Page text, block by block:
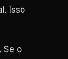
Isso
Se o